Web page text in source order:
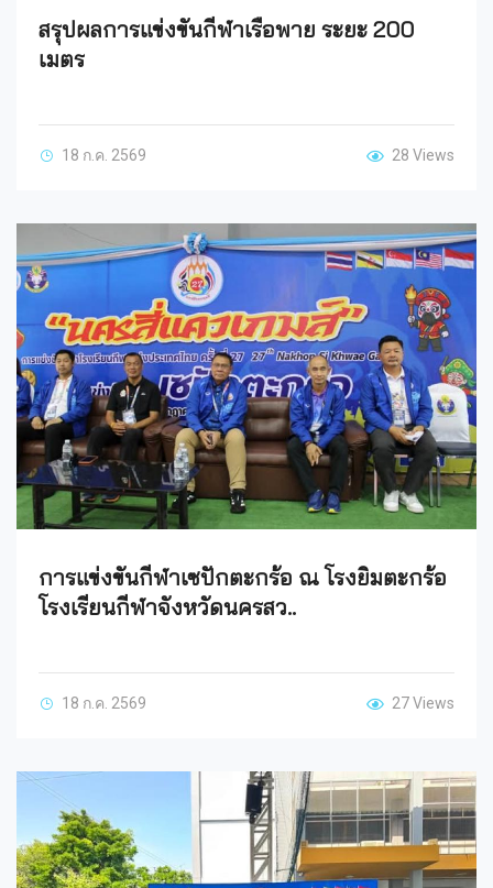
สรุปผลการแข่งขันกีฬาเรือพาย ระยะ 200
เมตร
18 ก.ค. 2569 28 Views
การแข่งขันกีฬาเซปักตะกร้อ ณ โรงยิมตะกร้อ
โรงเรียนกีฬาจังหวัดนครสว..
18 ก.ค. 2569 27 Views